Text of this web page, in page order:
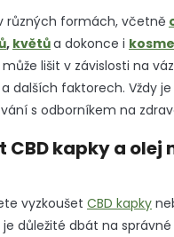
různých formách, včetně
, květůa dokonce i
může lišit v závislosti na
dalších faktorech. Vždy
s odborníkem na
kapky a olej
vyzkoušet CBD kapky
důležité dbát na